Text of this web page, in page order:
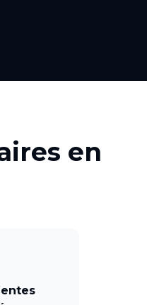
en